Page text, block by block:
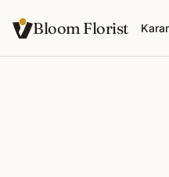
Bloom Florist